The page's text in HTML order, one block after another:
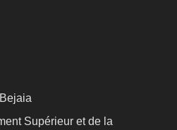
Supérieur et de la